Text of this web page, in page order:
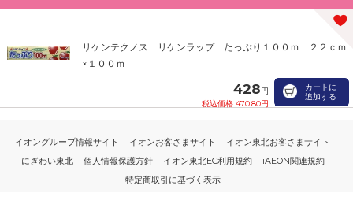
リケンテクノス リケンラップ たっぷり１００ｍ ２２ｃｍ
×１００ｍ
428円
税込価格 470.80円
カートに
追加する
イオングループ情報サイト イオンお客さまサイト
イオン東北お客さまサイト
にぎわい東北
個人情報保護方針 イオン東北EC利用規約
iAEON関連規約
特定商取引に基づく表示